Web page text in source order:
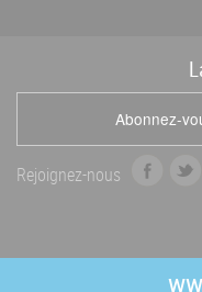
Abonnez-
Rejoignez-nous
b
t
e